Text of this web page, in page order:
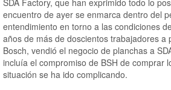
SDA Factory, que han exprimido todo lo
encuentro de ayer se enmarca dentro del
entendimiento en torno a las condiciones
años de más de doscientos trabajadores
Bosch, vendió el negocio de planchas a
incluía el compromiso de BSH de comprar
situación se ha ido complicando.